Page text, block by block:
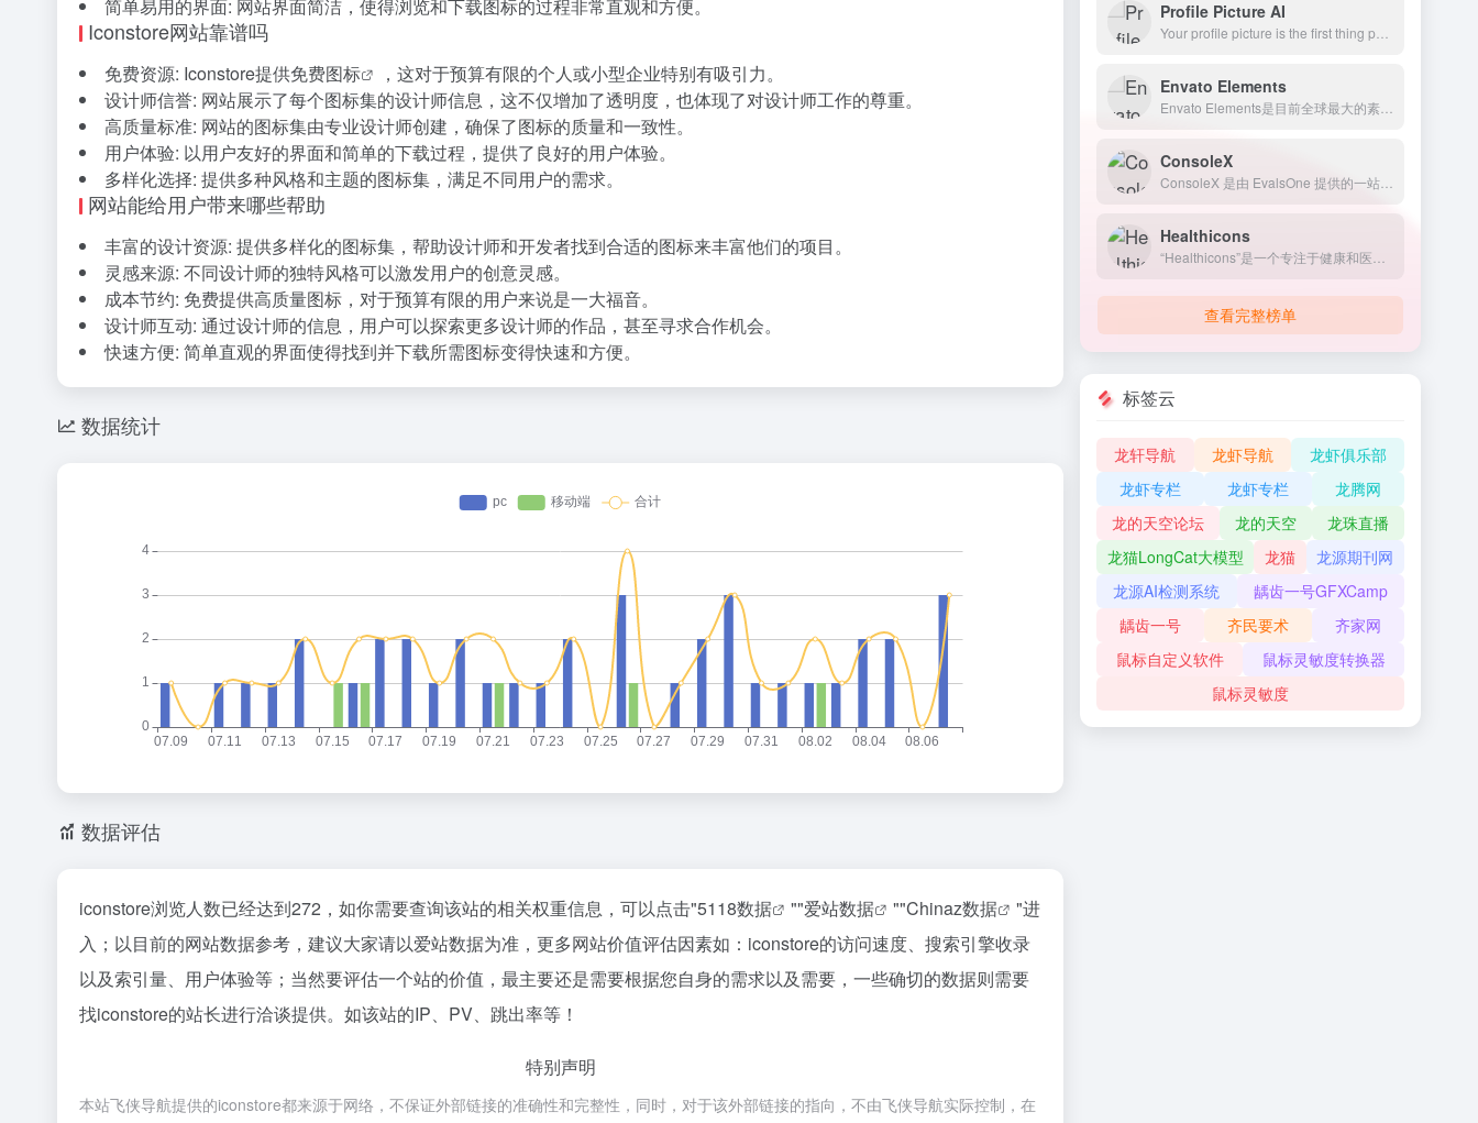
简单易用的界面: 网站界面简洁，使得浏览和下载图标的过程非常直观和方便。
Iconstore网站靠谱吗
免费资源: Iconstore提供免费图标
，这对于预算有限的个人或小型企业特别有吸引力。
设计师信誉: 网站展示了每个图标集的设计师信息，这不仅增加了透明度，也体现了对设计师工作的尊重。
高质量标准: 网站的图标集由专业设计师创建，确保了图标的质量和一致性。
用户体验: 以用户友好的界面和简单的下载过程，提供了良好的用户体验。
多样化选择: 提供多种风格和主题的图标集，满足不同用户的需求。
网站能给用户带来哪些帮助
丰富的设计资源: 提供多样化的图标集，帮助设计师和开发者找到合适的图标来丰富他们的项目。
灵感来源: 不同设计师的独特风格可以激发用户的创意灵感。
成本节约: 免费提供高质量图标，对于预算有限的用户来说是一大福音。
设计师互动: 通过设计师的信息，用户可以探索更多设计师的作品，甚至寻求合作机会。
快速方便: 简单直观的界面使得找到并下载所需图标变得快速和方便。
数据统计
数据评估
iconstore浏览人数已经达到272，如你需要查询该站的相关权重信息，可以点击"5118数据 ""爱站数据 ""Chinaz数据
"进
入；以目前的网站数据参考，建议大家请以爱站数据为准，更多网站价值评估因素如：iconstore的访问速度、搜索引擎收录
以及索引量、用户体验等；当然要评估一个站的价值，最主要还是需要根据您自身的需求以及需要，一些确切的数据则需要
找iconstore的站长进行洽谈提供。如该站的IP、PV、跳出率等！
特别声明
本站飞侠导航提供的iconstore都来源于网络，不保证外部链接的准确性和完整性，同时，对于该外部链接的指向，不由飞侠导航实际控制，在
Profile Picture AI
Envato Elements
ConsoleX
Healthicons
查看完整榜单
标签云
龙轩导航 龙虾导航
龙虾俱乐部
龙虾专栏
龙虾专栏
龙腾网
龙的天空论坛
龙的天空
龙珠直播
龙猫LongCat大模型
龙猫
龙源期刊网
龙源AI检测系统
龋齿一号GFXCamp
龋齿一号
齐民要术
齐家网
鼠标自定义软件
鼠标灵敏度转换器
鼠标灵敏度